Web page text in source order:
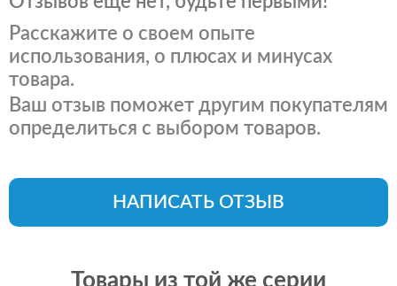
Расскажите о своем опыте
использования, о плюсах и минусах
товара.
Ваш отзыв поможет другим покупателям
определиться с выбором товаров.
НАПИСАТЬ ОТЗЫВ
Товары из той же серии